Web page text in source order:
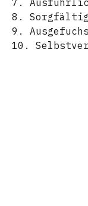
7.
8.
9.
10.